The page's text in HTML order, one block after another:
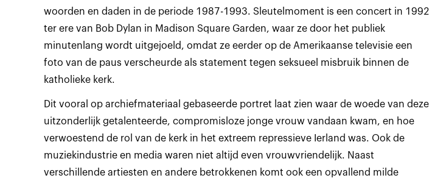
woorden en daden in de periode 1987-1993. Sleutelmoment is een concert in 1992
ter ere van Bob Dylan in Madison Square Garden, waar ze door het publiek
minutenlang wordt uitgejoeld, omdat ze eerder op de Amerikaanse televisie een
foto van de paus verscheurde als statement tegen seksueel misbruik binnen de
katholieke kerk.
Dit vooral op archiefmateriaal gebaseerde portret laat zien waar de woede van deze
uitzonderlijk getalenteerde, compromisloze jonge vrouw vandaan kwam, en hoe
verwoestend de rol van de kerk in het extreem repressieve Ierland was. Ook de
muziekindustrie en media waren niet altijd even vrouwvriendelijk. Naast
verschillende artiesten en andere betrokkenen komt ook een opvallend milde